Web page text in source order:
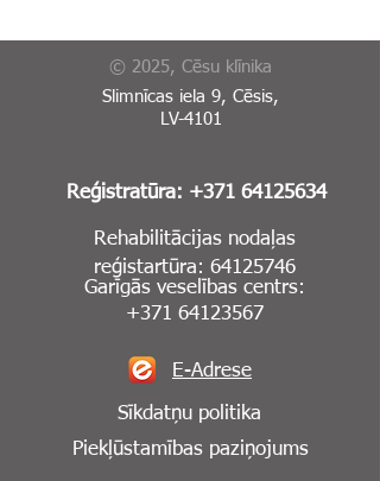
© 2025, Cēsu klīnika
Slimnīcas iela 9, Cēsis,
LV-4101
Reģistratūra: +371 64125634
Rehabilitācijas nodaļas
reģistartūra: 64125746
Garīgās veselības centrs:
+371 64123567
E-Adrese
Sīkdatņu politika
Piekļūstamības paziņojums